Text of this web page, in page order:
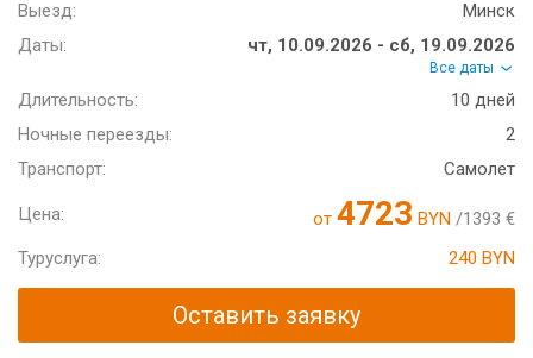
Выезд:
Минск
Даты:
чт, 10.09.2026 - сб, 19.09.2026
Все даты
Длительность:
10 дней
Ночные переезды:
2
Транспорт:
Самолет
Цена: от 4723 BYN /1393 €
Туруслуга:
240 BYN
Оставить заявку